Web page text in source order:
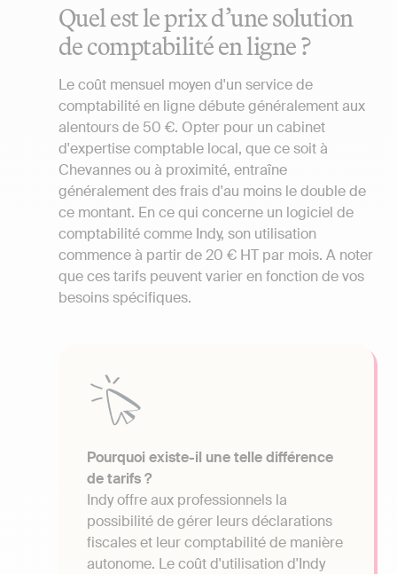
Quel est le prix d’une solution
de comptabilité en ligne ?
Le coût mensuel moyen d'un service de
comptabilité en ligne débute généralement aux
alentours de 50 €. Opter pour un cabinet
d'expertise comptable local, que ce soit à
Chevannes ou à proximité, entraîne
généralement des frais d'au moins le double de
ce montant. En ce qui concerne un logiciel de
comptabilité comme Indy, son utilisation
commence à partir de 20 € HT par mois. A noter
que ces tarifs peuvent varier en fonction de vos
besoins spécifiques.
Pourquoi existe-il une telle différence
de tarifs ?
Indy offre aux professionnels la
possibilité de gérer leurs déclarations
fiscales et leur comptabilité de manière
autonome. Le coût d'utilisation d'Indy